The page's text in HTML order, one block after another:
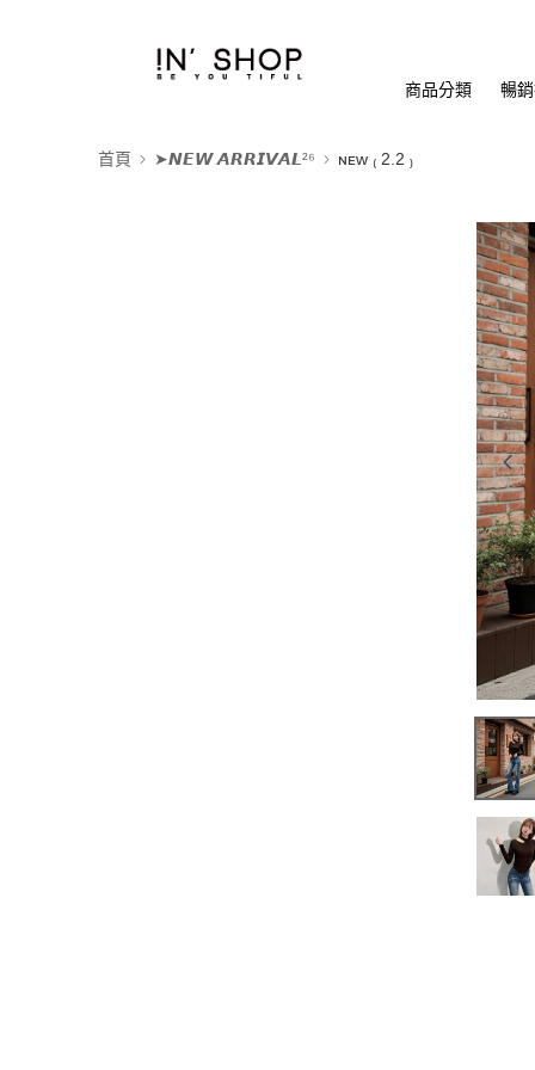
商品分類 暢
首頁 ➤𝙉𝙀𝙒 𝘼𝙍𝙍𝙄𝙑𝘼𝙇²⁶ ɴᴇᴡ ₍ 2.2 ₎